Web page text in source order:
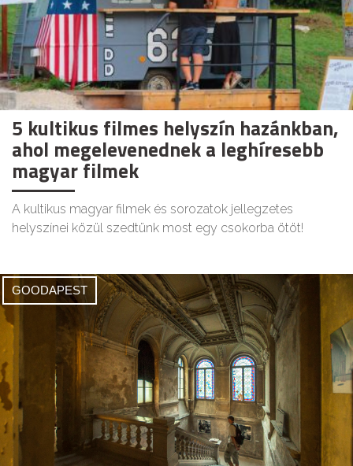
5 kultikus filmes helyszín hazánkban,
ahol megelevenednek a leghíresebb
magyar filmek
A kultikus magyar filmek és sorozatok jellegzetes
helyszínei közül szedtünk most egy csokorba ötöt!
GOODAPEST